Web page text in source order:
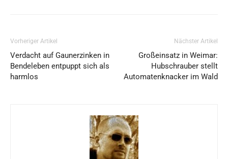
Vorheriger Artikel
Verdacht auf Gaunerzinken in
Bendeleben entpuppt sich als
harmlos
Nächster Artikel
Großeinsatz in Weimar:
Hubschrauber stellt
Automatenknacker im Wald